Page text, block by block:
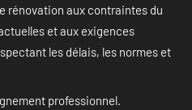
rénovation aux contraintes du
et aux exigences
les délais, les normes et
professionnel.